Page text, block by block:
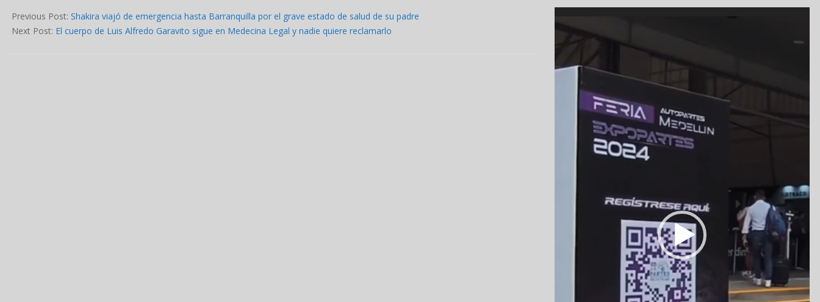
10-
14
Previous Post: Shakira viajó de emergencia hasta Barranquilla por el grave estado de salud de su padre
Next Post: El cuerpo de Luis Alfredo Garavito sigue en Medecina Legal y nadie quiere reclamarlo
Player